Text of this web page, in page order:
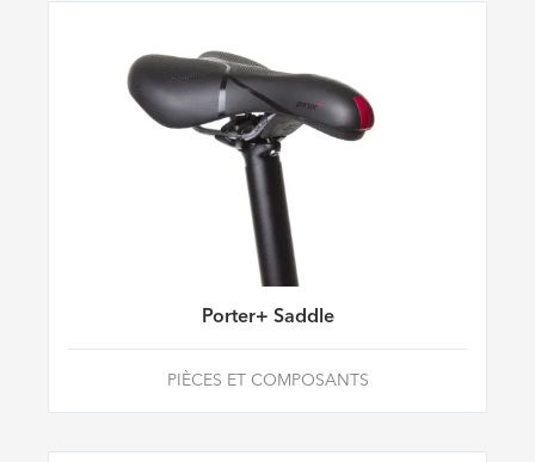
Porter+ Saddle
PIÈCES ET COMPOSANTS